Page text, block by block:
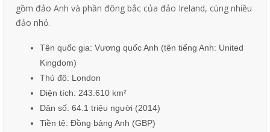
gồm đảo Anh và phần đông bắc của đảo Ireland, cùng nhiều
đảo nhỏ.
Tên quốc gia: Vương quốc Anh (tên tiếng Anh: United
Kingdom)
Thủ đô: London
Diện tích: 243.610 km²
Dân số: 64.1 triệu người (2014)
Tiền tệ: Đồng bảng Anh (GBP)